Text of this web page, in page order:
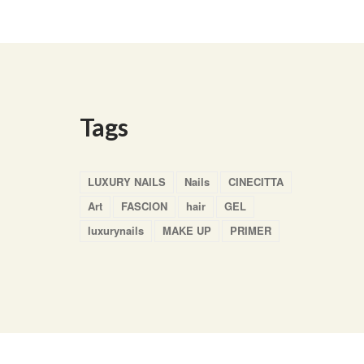
Tags
LUXURY NAILS Nails
CINECITTA
Art
FASCION hair
GEL
luxurynails
MAKE UP PRIMER